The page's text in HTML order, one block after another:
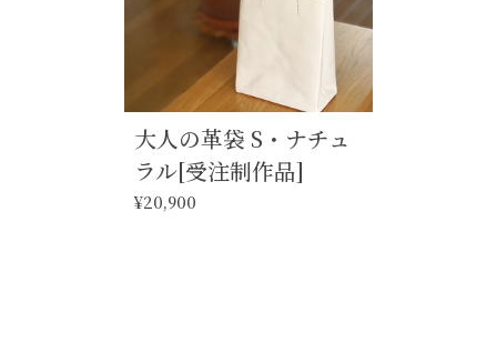
大人の革袋 S・ナチュ
ラル[受注制作品]
¥20,900